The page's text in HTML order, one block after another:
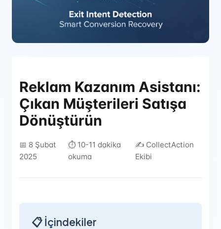
Reklam Kazanım Asistanı:
Çıkan Müşterileri Satışa
Dönüştürün
📅 8 Şubat
2025
⏱️ 10-11 dakika
okuma
✍️ CollectAction
Ekibi
📋 İçindekiler